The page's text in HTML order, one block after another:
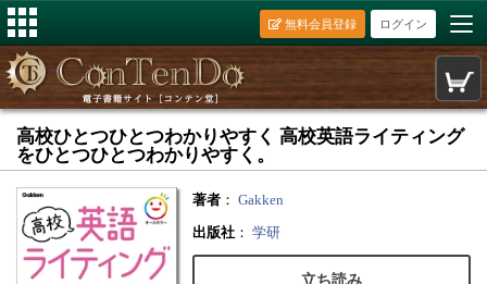
ログイン
無料会員登録
高校ひとつひとつわかりやすく 高校英語ライティング
をひとつひとつわかりやすく。
著者 ： Gakken
出版社 ： 学研
立ち読み